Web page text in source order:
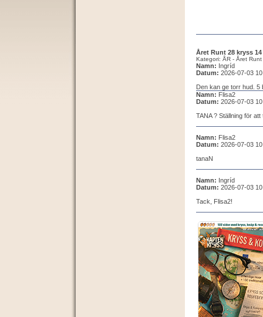
Året Runt 28 kryss 14
Kategori: ÅR - Året Runt
Namn: Ingríd
Datum: 2026-07-03
Den kan ge torr hud. 5
Namn: Flisa2
Datum: 2026-07-03
TANA ? Ställning för
Namn: Flisa2
Datum: 2026-07-03
tanaN
Namn: Ingríd
Datum: 2026-07-03
Tack, Flisa2!